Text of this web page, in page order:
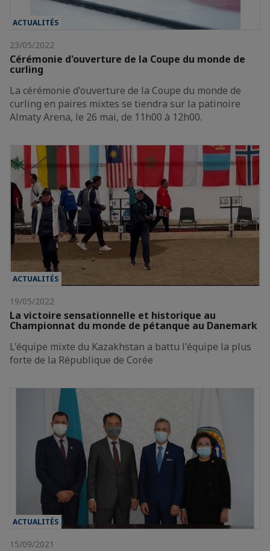
ACTUALITÉS
23/05/2022
Cérémonie d'ouverture de la Coupe du monde de
curling
La cérémonie d'ouverture de la Coupe du monde de
curling en paires mixtes se tiendra sur la patinoire
Almaty Arena, le 26 mai, de 11h00 à 12h00.
ACTUALITÉS
19/05/2022
La victoire sensationnelle et historique au
Championnat du monde de pétanque au Danemark
L'équipe mixte du Kazakhstan a battu l'équipe la plus
forte de la République de Corée
ACTUALITÉS
15/09/2021